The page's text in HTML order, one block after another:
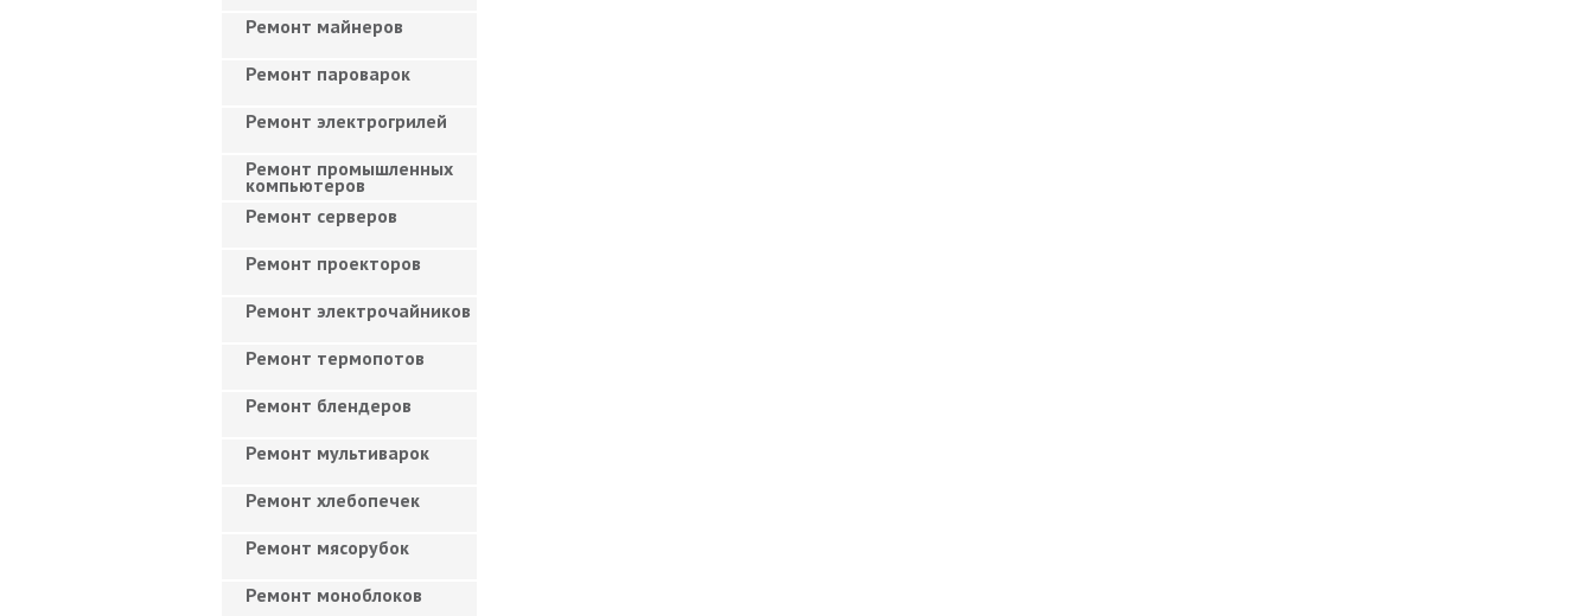
Ремонт майнеров
Ремонт пароварок
Ремонт электрогрилей
Ремонт промышленных
компьютеров
Ремонт серверов
Ремонт проекторов
Ремонт электрочайников
Ремонт термопотов
Ремонт блендеров
Ремонт мультиварок
Ремонт хлебопечек
Ремонт мясорубок
Ремонт моноблоков